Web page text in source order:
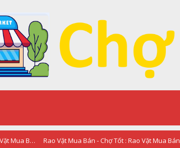
RAO VẶT - QUẢNG CÁO - Chợ Tốt : Rao Vặt Mua Bán Rao Vặt Mua Bán - Chợ Tốt : Rao Vặt Mua Bán